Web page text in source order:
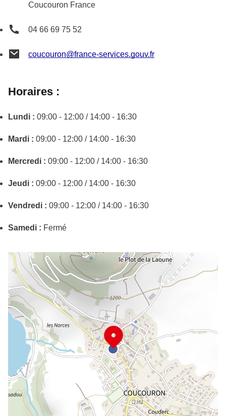
Coucouron France
04 66 69 75 52
coucouron@france-services.gouv.fr
Horaires :
Lundi : 09:00 - 12:00 / 14:00 - 16:30
Mardi : 09:00 - 12:00 / 14:00 - 16:30
Mercredi : 09:00 - 12:00 / 14:00 - 16:30
Jeudi : 09:00 - 12:00 / 14:00 - 16:30
Vendredi : 09:00 - 12:00 / 14:00 - 16:30
Samedi : Fermé